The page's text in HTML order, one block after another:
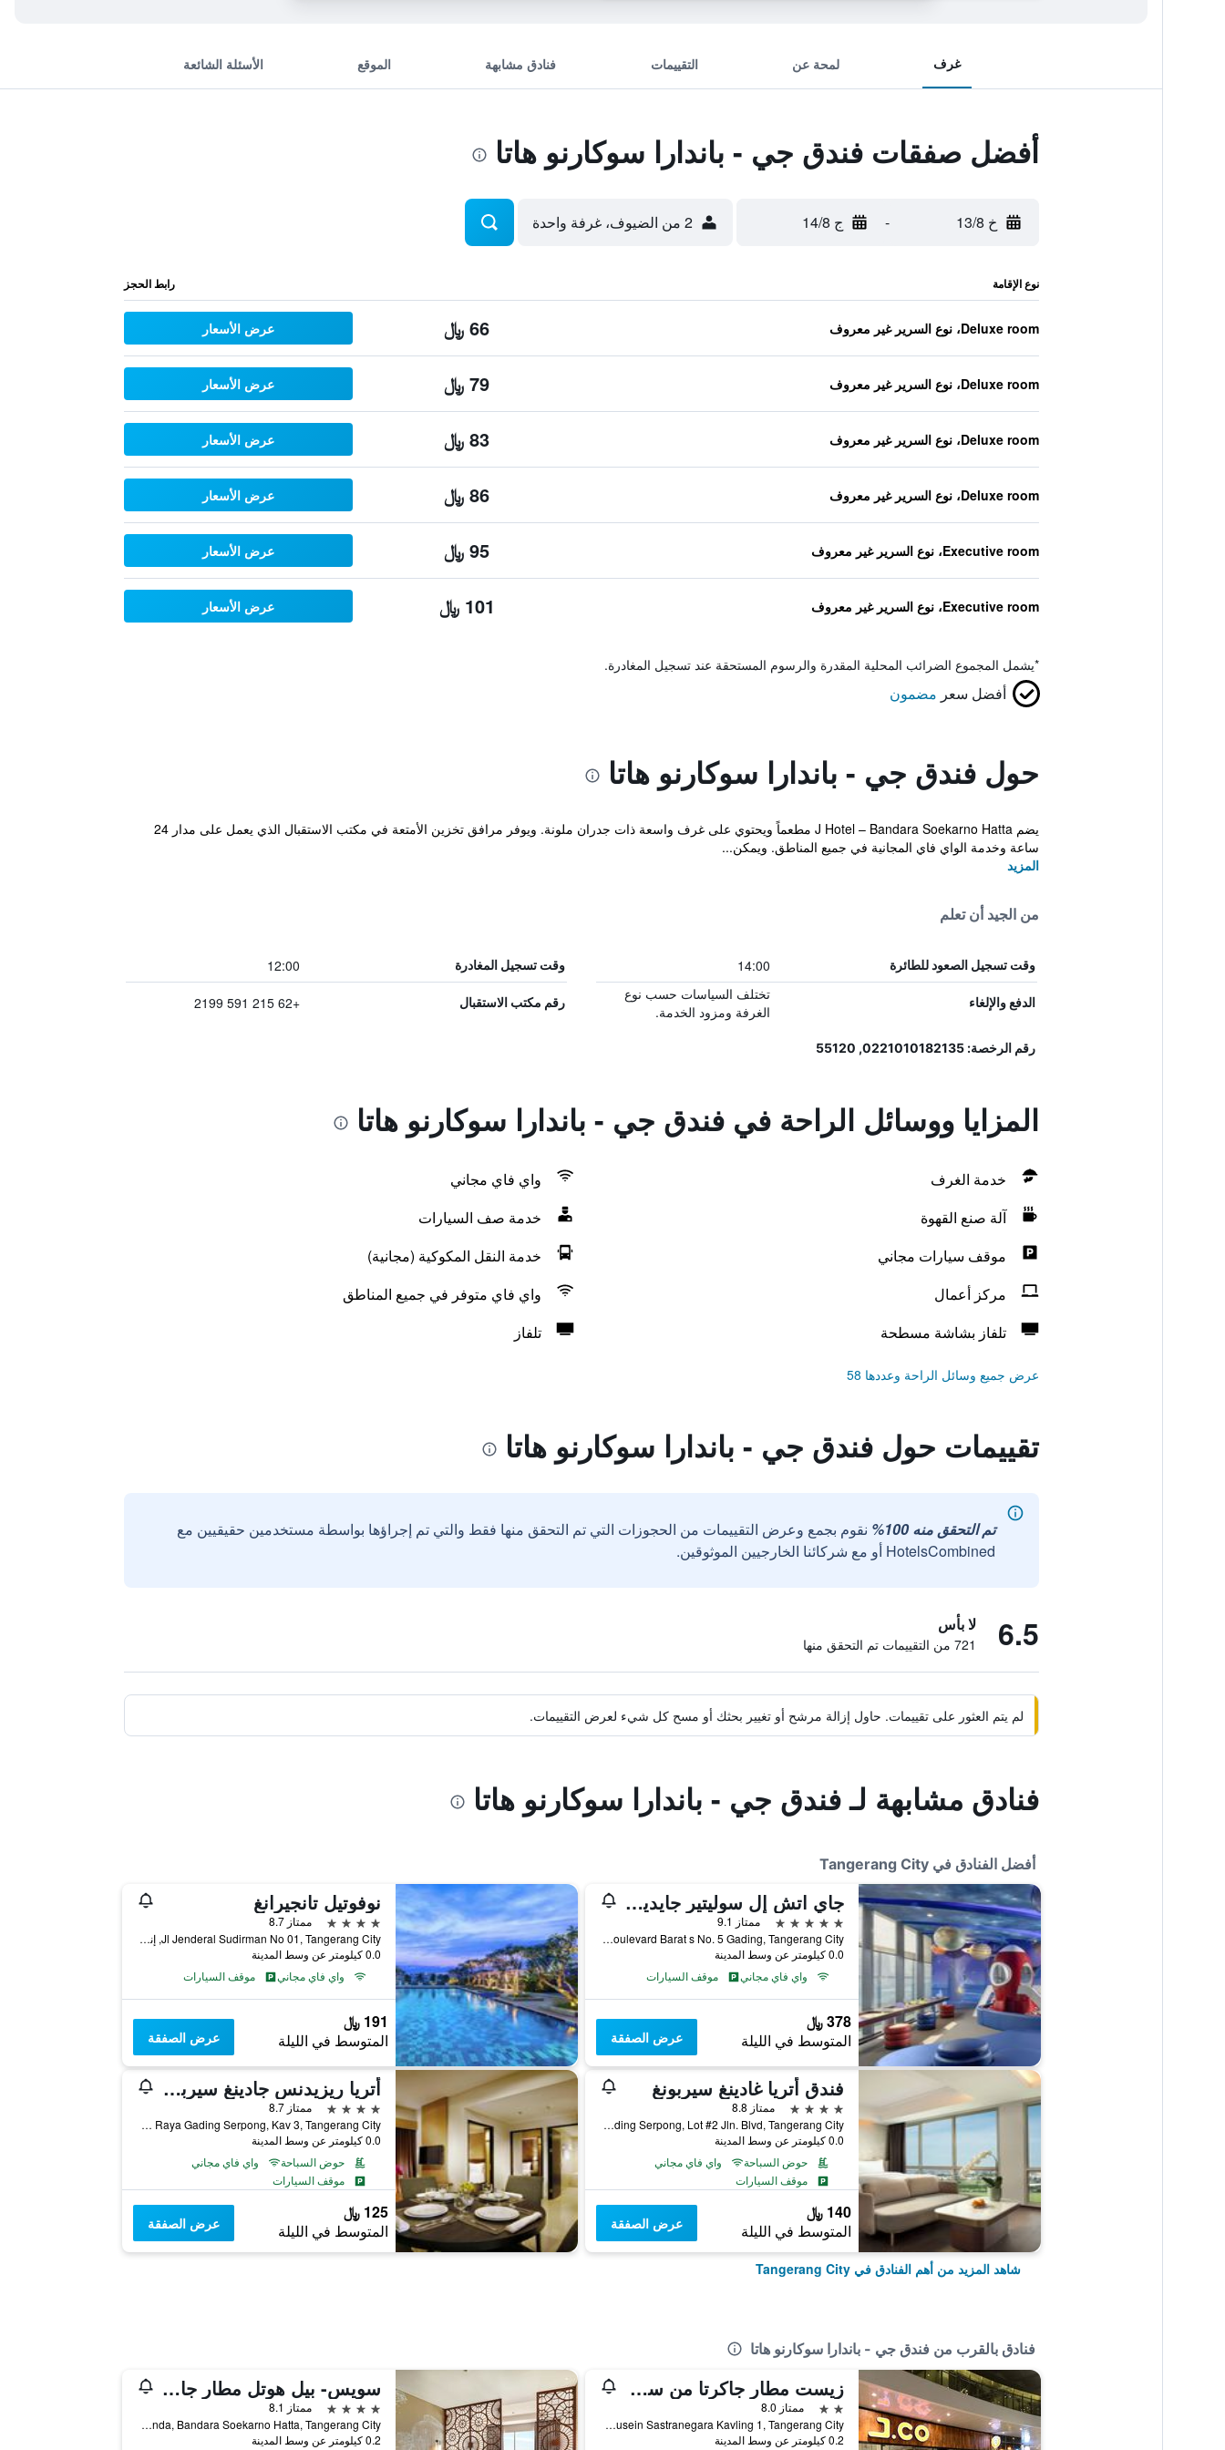
غرف لمحة عن التقييمات فنادق مشابهة الموقع الأسئلة الشائعة
أفضل صفقات فندق جي - باندارا سوكارنو هاتا
خ 13/8 - ج 14/8 2 من الضيوف، غرفة واحدة
نوع الإقامة رابط الحجز
Deluxe room، نوع السرير غير معروف 66 ﷼ عرض الأسعار
Deluxe room، نوع السرير غير معروف 79 ﷼ عرض الأسعار
Deluxe room، نوع السرير غير معروف 83 ﷼ عرض الأسعار
Deluxe room، نوع السرير غير معروف 86 ﷼ عرض الأسعار
Executive room، نوع السرير غير معروف 95 ﷼ عرض الأسعار
Executive room، نوع السرير غير معروف 101 ﷼ عرض الأسعار
*يشمل المجموع الضرائب المحلية المقدرة والرسوم المستحقة عند تسجيل المغادرة.
أفضل سعر مضمون
حول فندق جي - باندارا سوكارنو هاتا
يضم J Hotel – Bandara Soekarno Hatta مطعماً ويحتوي على غرف واسعة ذات جدران ملونة. ويوفر مرافق تخزين الأمتعة في مكتب الاستقبال الذي يعمل على مدار 24
ساعة وخدمة الواي فاي المجانية في جميع المناطق. ويمكن...
المزيد
من الجيد أن تعلم
وقت تسجيل الصعود للطائرة 14:00 وقت تسجيل المغادرة 12:00
الدفع والإلغاء
تختلف السياسات حسب نوع
الغرفة ومزود الخدمة.
رقم مكتب الاستقبال +62 215 591 2199
رقم الرخصة: 0221010182135, 55120
المزايا ووسائل الراحة في فندق جي - باندارا سوكارنو هاتا
خدمة الغرف
واي فاي مجاني
آلة صنع القهوة
خدمة صف السيارات
موقف سيارات مجاني
خدمة النقل المكوكية (مجانية)
مركز أعمال
واي فاي متوفر في جميع المناطق
تلفاز بشاشة مسطحة
تلفاز
عرض جميع وسائل الراحة وعددها 58
تقييمات حول فندق جي - باندارا سوكارنو هاتا
تم التحقق منه 100%
نقوم بجمع وعرض التقييمات من الحجوزات التي تم التحقق منها فقط والتي تم إجراؤها بواسطة مستخدمين حقيقيين مع
HotelsCombined أو مع شركائنا الخارجيين الموثوقين.
6.5 لا بأس
721 من التقييمات تم التحقق منها
لم يتم العثور على تقييمات. حاول إزالة مرشح أو تغيير بحثك أو مسح كل شيء لعرض التقييمات.
فنادق مشابهة لـ فندق جي - باندارا سوكارنو هاتا
أفضل الفنادق في Tangerang City
جاي اتش إل سوليتير جايدينج سيربونج
5 نجوم
ممتاز 9.1
Jl. Gading Serpong Boulevard Barat s No. 5 Gading, Tangerang City, إندونيسيا
0.0 كيلومتر عن وسط المدينة
واي فاي مجاني
موقف السيارات
378 ﷼
المتوسط في الليلة عرض الصفقة
نوفوتيل تانجيرانغ
4 نجوم
ممتاز 8.7
Jl Jenderal Sudirman No 01, Tangerang City, إندونيسيا
0.0 كيلومتر عن وسط المدينة
واي فاي مجاني
موقف السيارات
191 ﷼
المتوسط في الليلة عرض الصفقة
فندق أتريا غادينغ سيربونغ
4 نجوم
ممتاز 8.8
Cbd Gading Serpong, Lot #2 Jln. Blvd, Tangerang City, إندونيسيا
0.0 كيلومتر عن وسط المدينة
حوض السباحة
واي فاي مجاني
موقف السيارات
140 ﷼
المتوسط في الليلة عرض الصفقة
أتريا ريزيدنس جادينغ سيربونغ
4 نجوم
ممتاز 8.7
Jl Boulevard Raya Gading Serpong, Kav 3, Tangerang City, إندونيسيا
0.0 كيلومتر عن وسط المدينة
حوض السباحة
واي فاي مجاني
موقف السيارات
125 ﷼
المتوسط في الليلة عرض الصفقة
شاهد المزيد من أهم الفنادق في Tangerang City
فنادق بالقرب من فندق جي - باندارا سوكارنو هاتا
زيست مطار جاكرتا من سويس-بيلهوتيل إنترناشونال
2 نجمتين
ممتاز 8.0
Jalan Husein Sastranegara Kavling 1, Tangerang City, إندونيسيا
0.2 كيلومتر عن وسط المدينة
سويس- بيل هوتل مطار جاكرتا
4 نجوم
ممتاز 8.1
Airport Hub, Jalan Husein Sastranegara, Kavling 1, Benda, Bandara Soekarno Hatta, Tangerang City, إندونيسيا
0.2 كيلومتر عن وسط المدينة